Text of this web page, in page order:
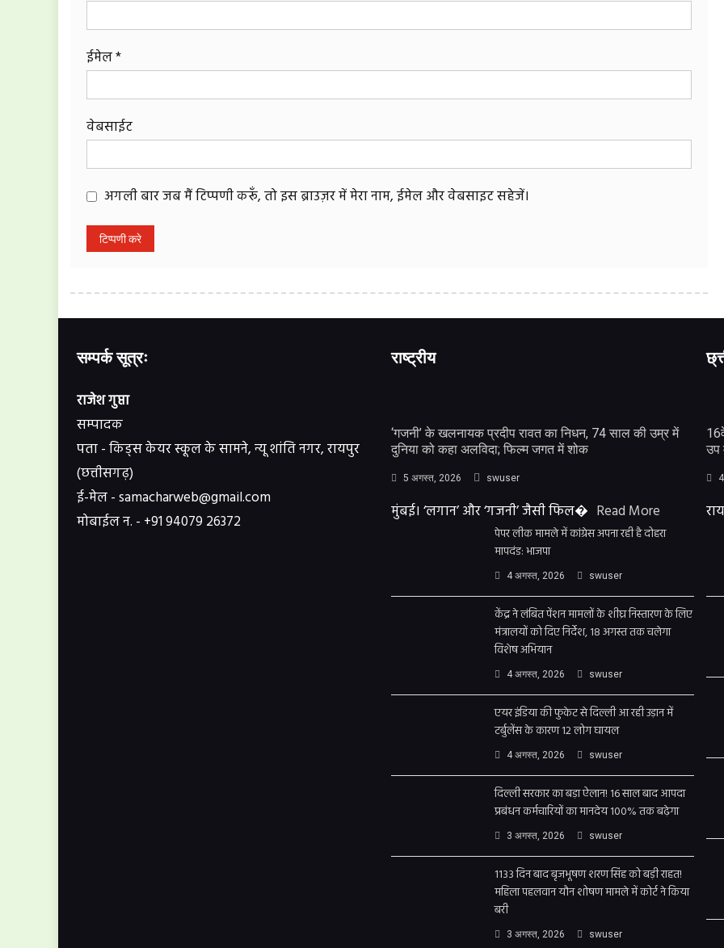
ईमेल*
वेबसाईट
अगली बार जब मैं टिप्पणी करूँ, तो इस ब्राउज़र में मेरा नाम, ईमेल और वेबसाइट सहेजें।
सम्पर्क सूत्रः
राजेश गुप्ता
सम्पादक
पता - किड्स केयर स्कूल के सामने, न्यू शांति नगर, रायपुर
(छत्तीसगढ़)
ई-मेल - samacharweb@gmail.com
मोबाईल न. - +91 94079 26372
राष्ट्रीय
‘गजनी’ के खलनायक प्रदीप रावत का निधन, 74 साल की उम्र में
दुनिया को कहा अलविदा; फिल्म जगत में शोक
5 अगस्त, 2026 swuser
मुंबई। ‘लगान’ और ‘गजनी’ जैसी फिल� Read More
पेपर लीक मामले में कांग्रेस अपना रही है दोहरा
मापदंड: भाजपा
4 अगस्त, 2026 swuser
केंद्र ने लंबित पेंशन मामलों के शीघ्र निस्तारण के लिए
मंत्रालयों को दिए निर्देश, 18 अगस्त तक चलेगा
विशेष अभियान
4 अगस्त, 2026 swuser
एयर इंडिया की फुकेट से दिल्ली आ रही उड़ान में
टर्बुलेंस के कारण 12 लोग घायल
4 अगस्त, 2026 swuser
दिल्ली सरकार का बड़ा ऐलान! 16 साल बाद आपदा
प्रबंधन कर्मचारियों का मानदेय 100% तक बढ़ेगा
3 अगस्त, 2026 swuser
1133 दिन बाद बृजभूषण शरण सिंह को बड़ी राहत!
महिला पहलवान यौन शोषण मामले में कोर्ट ने किया
बरी
3 अगस्त, 2026 swuser
उप